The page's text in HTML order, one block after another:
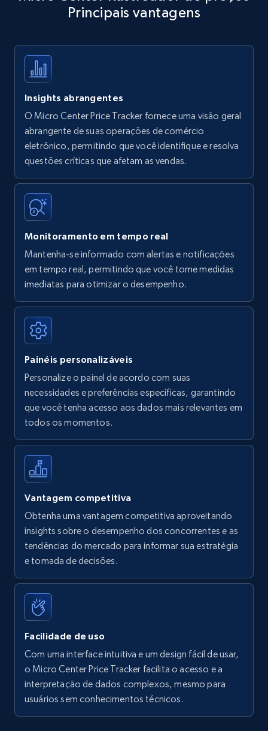
Title, Seller name, Brand, Description, Initial
35.3K+
Amazon products - find products by using
upc numbers
Title, Seller name, Brand, Description, Initial
price, Currency, Availability, Reviews count, and
35.3K+
Amazon Reviews
URL, Product name, Product rating, Product
Author name, Asin, and more.
7.4K+ 872+
Walmart - products
Specifications, Image urls, Top reviews, and
more.
5.6K+ 877+
Walmart - products - Find new products by
using specific category URL
URL, Final price, Sku, Currency, Gtin,
Specifications, Image urls, Top reviews, and
more.
Walmart - products - Collects products by
specific keywords
Principais vantagens
Insights abrangentes
O Micro Center Price Tracker fornece uma visão geral
abrangente de suas operações de comércio
eletrônico, permitindo que você identifique e resolva
questões críticas que afetam as vendas.
Monitoramento em tempo real
Mantenha-se informado com alertas e notificações
em tempo real, permitindo que você tome medidas
imediatas para otimizar o desempenho.
Painéis personalizáveis
Personalize o painel de acordo com suas
necessidades e preferências específicas, garantindo
que você tenha acesso aos dados mais relevantes em
todos os momentos.
Vantagem competitiva
Obtenha uma vantagem competitiva aproveitando
insights sobre o desempenho dos concorrentes e as
tendências do mercado para informar sua estratégia
e tomada de decisões.
Facilidade de uso
Com uma interface intuitiva e um design fácil de usar,
o Micro Center Price Tracker facilita o acesso e a
interpretação de dados complexos, mesmo para
usuários sem conhecimentos técnicos.